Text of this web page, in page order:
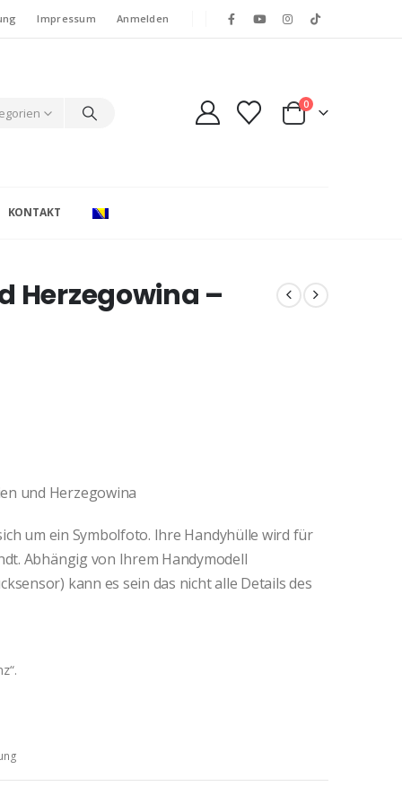
Impressum Anmelden
0
KONTAKT
Herzegowina –
und Herzegowina
um ein Symbolfoto. Ihre Handyhülle wird für
Abhängig von Ihrem Handymodell
kann es sein das nicht alle Details des